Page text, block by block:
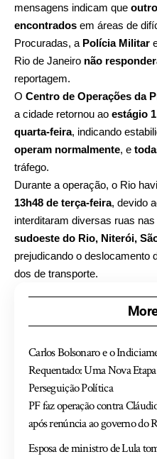
mensagens indicam que
encontrados em áreas de
Procuradas, a Polícia Militar
Rio de Janeiro não
reportagem.
O Centro de Operações da
a cidade retornou ao estágio 1
quarta-feira, indicando
operam normalmente, e
tráfego.
Durante a operação, o Rio
13h48 de terça-feira, devido
interditaram diversas ruas
sudoeste do Rio, Niterói,
prejudicando o deslocamento
dos de transporte.
Carlos Bolsonaro e o
Requentado: Uma Nova
Perseguição Política
PF faz operação contra
após renúncia ao governo do
Esposa de ministro de Lula